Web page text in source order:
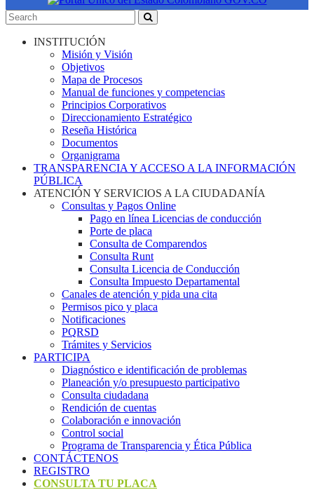
INSTITUCIÓN
Misión y Visión
Objetivos
Mapa de Procesos
Manual de funciones y competencias
Principios Corporativos
Direccionamiento Estratégico
Reseña Histórica
Documentos
Organigrama
TRANSPARENCIA Y ACCESO A LA INFORMACIÓN
PÚBLICA
ATENCIÓN Y SERVICIOS A LA CIUDADANÍA
Consultas y Pagos Online
Pago en línea Licencias de conducción
Porte de placa
Consulta de Comparendos
Consulta Runt
Consulta Licencia de Conducción
Consulta Impuesto Departamental
Canales de atención y pida una cita
Permisos pico y placa
Notificaciones
PQRSD
Trámites y Servicios
PARTICIPA
Diagnóstico e identificación de problemas
Planeación y/o presupuesto participativo​
Consulta ciudadana
Rendición de cuentas
Colaboración e innovación
Control social
Programa de Transparencia y Ética Pública
CONTÁCTENOS
REGISTRO
CONSULTA TU PLACA